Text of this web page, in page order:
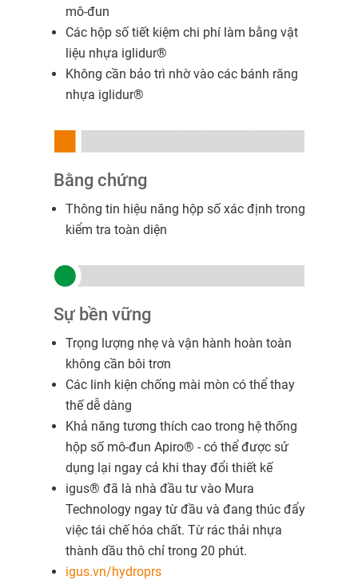
mô-đun
Các hộp số tiết kiệm chi phí làm bằng vật
liệu nhựa iglidur®
Không cần bảo trì nhờ vào các bánh răng
nhựa iglidur®
Bằng chứng
Thông tin hiệu năng hộp số xác định trong
kiểm tra toàn diện
Sự bền vững
Trọng lượng nhẹ và vận hành hoàn toàn
không cần bôi trơn
Các linh kiện chống mài mòn có thể thay
thế dễ dàng
Khả năng tương thích cao trong hệ thống
hộp số mô-đun Apiro® - có thể được sử
dụng lại ngay cả khi thay đổi thiết kế
igus® đã là nhà đầu tư vào Mura
Technology ngay từ đầu và đang thúc đẩy
việc tái chế hóa chất. Từ rác thải nhựa
thành dầu thô chỉ trong 20 phút.
igus.vn/hydroprs